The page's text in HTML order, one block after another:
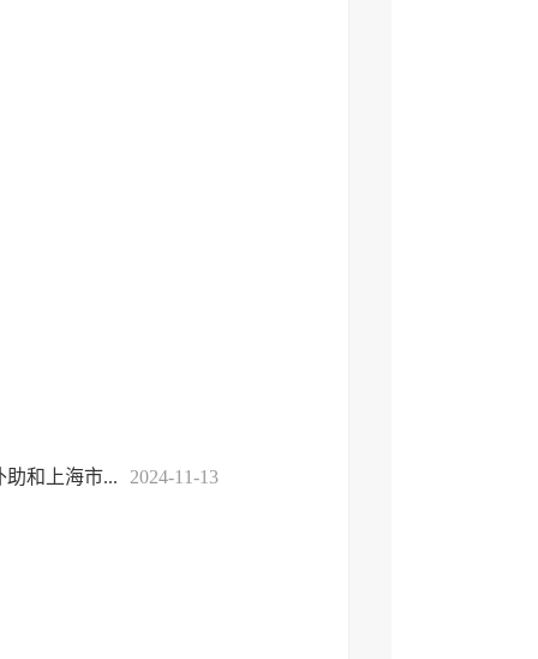
和上海市... 2024-11-13